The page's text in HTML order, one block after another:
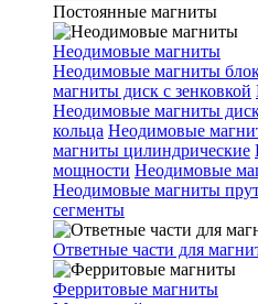
Постоянные магниты
Неодимовые магниты
Неодимовые магниты блок
магниты диск с зенковкой
Неодимовые магниты
кольца Неодимовые
магниты цилиндрические
мощности Неодимовые
Неодимовые магниты
сегменты
Ответные части для
Ферритовые магниты